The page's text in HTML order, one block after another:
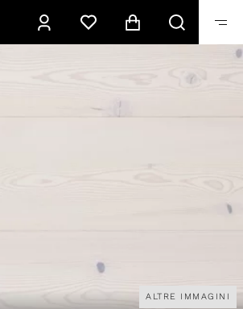
ALTRE IMMAGINI